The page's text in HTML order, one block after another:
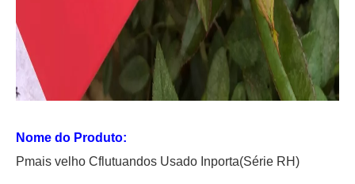
Nome do Produto:
Pmais velho Cflutuandos Usado Inporta(Série RH)